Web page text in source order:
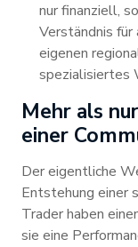
nur finanziell,
Verständnis
eigenen
spezialisiertes
Mehr als
einer
Der eigentliche
Entstehung einer
Trader haben
sie eine